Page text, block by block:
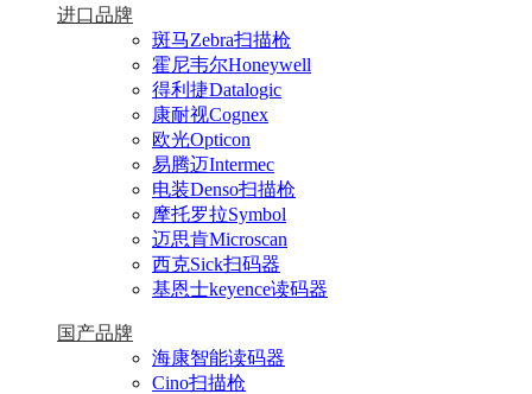
进口品牌
斑马Zebra扫描枪
霍尼韦尔Honeywell
得利捷Datalogic
康耐视Cognex
欧光Opticon
易腾迈Intermec
电装Denso扫描枪
摩托罗拉Symbol
迈思肯Microscan
西克Sick扫码器
基恩士keyence读码器
国产品牌
海康智能读码器
Cino扫描枪